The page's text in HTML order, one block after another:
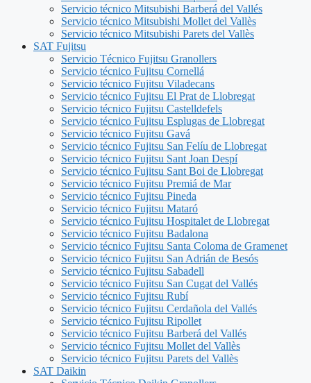
Servicio técnico Mitsubishi Barberá del Vallés
Servicio técnico Mitsubishi Mollet del Vallès
Servicio técnico Mitsubishi Parets del Vallès
SAT Fujitsu
Servicio Técnico Fujitsu Granollers
Servicio técnico Fujitsu Cornellá
Servicio técnico Fujitsu Viladecans
Servicio técnico Fujitsu El Prat de Llobregat
Servicio técnico Fujitsu Castelldefels
Servicio técnico Fujitsu Esplugas de Llobregat
Servicio técnico Fujitsu Gavá
Servicio técnico Fujitsu San Felíu de Llobregat
Servicio técnico Fujitsu Sant Joan Despí
Servicio técnico Fujitsu Sant Boi de Llobregat
Servicio técnico Fujitsu Premiá de Mar
Servicio técnico Fujitsu Pineda
Servicio técnico Fujitsu Mataró
Servicio técnico Fujitsu Hospitalet de Llobregat
Servicio técnico Fujitsu Badalona
Servicio técnico Fujitsu Santa Coloma de Gramenet
Servicio técnico Fujitsu San Adrián de Besós
Servicio técnico Fujitsu Sabadell
Servicio técnico Fujitsu San Cugat del Vallés
Servicio técnico Fujitsu Rubí
Servicio técnico Fujitsu Cerdañola del Vallés
Servicio técnico Fujitsu Ripollet
Servicio técnico Fujitsu Barberá del Vallés
Servicio técnico Fujitsu Mollet del Vallès
Servicio técnico Fujitsu Parets del Vallès
SAT Daikin